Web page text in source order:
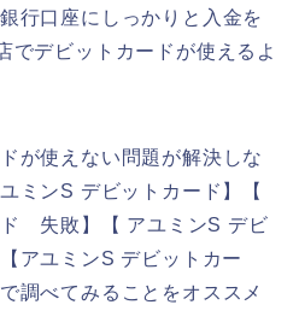
行口座にしっかりと入金を
でデビットカードが使えるよ
が使えない問題が解決しな
ミンS デビットカード】【
失敗】【 アユミンS デビ
アユミンS デビットカー
調べてみることをオススメ